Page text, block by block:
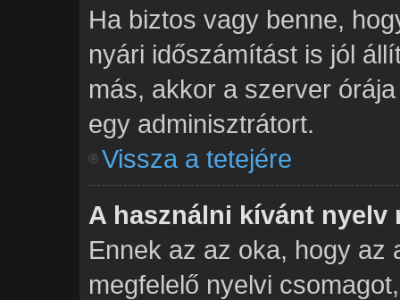
Ha biztos vagy benne,
nyári időszámítást is jól
más, akkor a szerver
egy adminisztrátort.
Vissza a tetejére
A használni kívánt nyelv
Ennek az az oka, hogy az
megfelelő nyelvi